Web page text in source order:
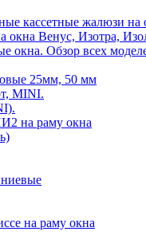
кассетные жалюзи на
окна Венус, Изотра,
окна. Обзор всех
25мм, 50 мм
MINI.
на раму окна
на раму окна